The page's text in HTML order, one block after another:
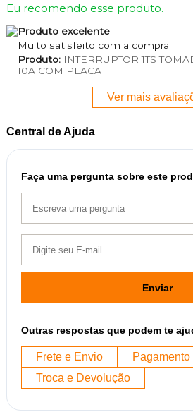
Eu recomendo esse produto.
Produto excelente
Muito satisfeito com a compra
Produto:INTERRUPTOR 1TS
10A COM PLACA
Ver mais
Central de Ajuda
Faça uma pergunta sobre este
Enviar
Outras respostas que podem te
Frete e Envio
Pagamento
Troca e Devolução